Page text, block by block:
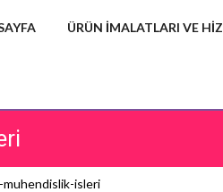
ÜRÜN IMALATLARI VE
isleri